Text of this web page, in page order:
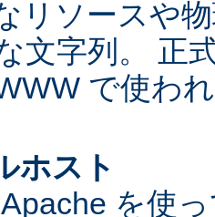
リソースや
文字列。 正
で使わ
ホスト
を使